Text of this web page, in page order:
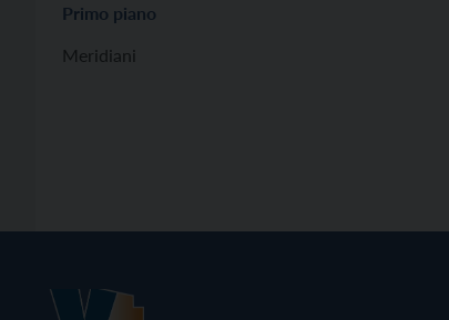
Primo piano
Meridiani